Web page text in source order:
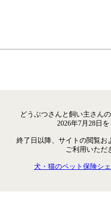
どうぶつさんと飼い主さん
2026年7月28日
終了日以降、サイトの閲覧お
ご利用いただ
犬・猫のペット保険シ